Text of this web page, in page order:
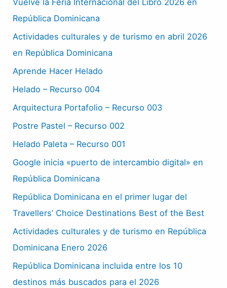
República Dominicana
Actividades culturales y de turismo en abril 2026
en República Dominicana
Aprende Hacer Helado
Helado – Recurso 004
Arquitectura Portafolio – Recurso 003
Postre Pastel – Recurso 002
Helado Paleta – Recurso 001
Google inicia «puerto de intercambio digital» en
República Dominicana
República Dominicana en el primer lugar del
Travellers’ Choice Destinations Best of the Best
Actividades culturales y de turismo en República
Dominicana Enero 2026
República Dominicana incluida entre los 10
destinos más buscados para el 2026